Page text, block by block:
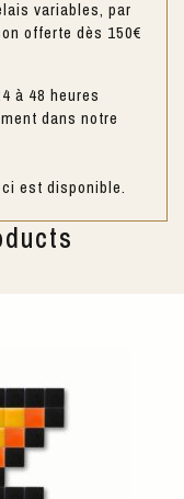
variables, par
offerte dès 150€
à 48 heures
dans notre
est disponible.